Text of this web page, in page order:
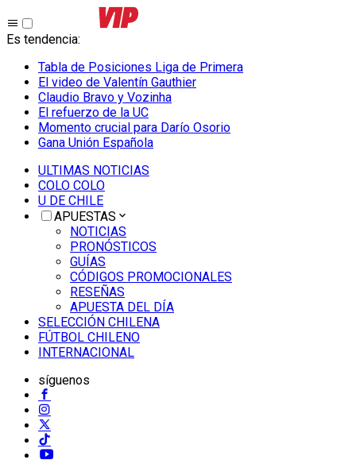
Es tendencia:
Tabla de Posiciones Liga de Primera
El video de Valentín Gauthier
Claudio Bravo y Vozinha
El refuerzo de la UC
Momento crucial para Darío Osorio
Gana Unión Española
ULTIMAS NOTICIAS
COLO COLO
U DE CHILE
APUESTAS
NOTICIAS
PRONÓSTICOS
GUÍAS
CÓDIGOS PROMOCIONALES
RESEÑAS
APUESTA DEL DÍA
SELECCIÓN CHILENA
FÚTBOL CHILENO
INTERNACIONAL
síguenos